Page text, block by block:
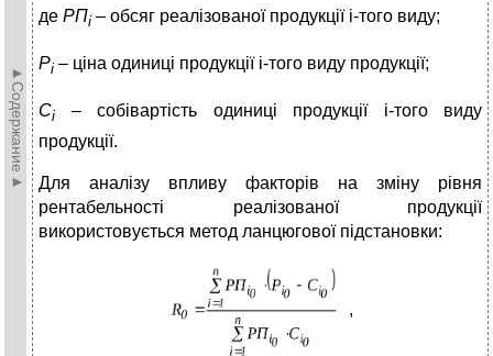
►Содержание►
де РПі – обсяг реалізованої продукції і-того виду;
Рі – ціна одиниці продукції і-того виду продукції;
Сі – собівартість одиниці продукції і-того виду
продукції.
Для аналізу впливу факторів на зміну рівня
рентабельності реалізованої продукції
використовується метод ланцюгової підстановки:
,